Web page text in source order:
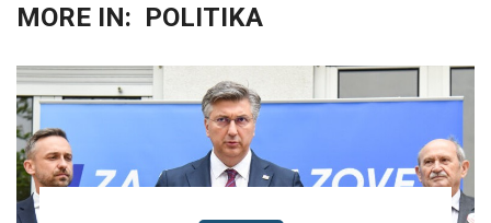
MORE IN: POLITIKA